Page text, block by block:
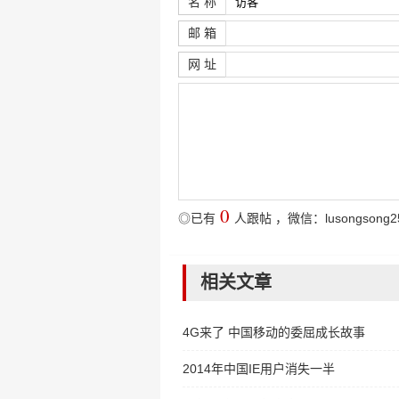
邮 箱
网 址
◎已有 0 人跟帖 ，微信：
相关文章
4G来了 中国移动的委屈成长故事
2014年中国IE用户消失一半